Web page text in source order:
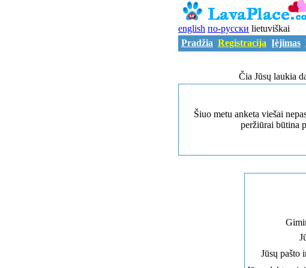
english по-русски lietuviškai
Pradžia Registracija Įėjimas
Čia Jūsų laukia
Šiuo metu anketa viešai
peržiūrai būtina
Jūsų pašto